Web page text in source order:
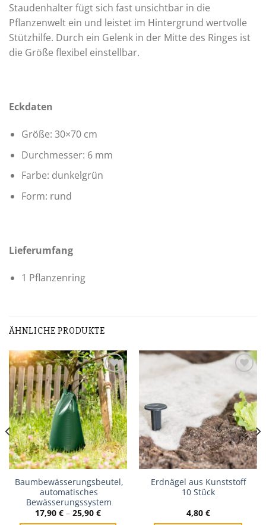
Staudenhalter fügt sich fast unsichtbar in die
Pflanzenwelt ein und leistet im Hintergrund wertvolle
Stützhilfe. Durch ein Gelenk in der Mitte des Ringes ist
die Größe flexibel einstellbar.
Eckdaten
Größe: 30×70 cm
Durchmesser: 6 mm
Farbe: dunkelgrün
Form: rund
Lieferumfang
1 Pflanzenring
ÄHNLICHE PRODUKTE
Zur
Wunschliste
Baumbewässerungsbeutel,
automatisches
Bewässerungssystem
17,90 € – 25,90 €
Wunschliste
Erdnägel aus Kunststoff
10 Stück
4,80 €